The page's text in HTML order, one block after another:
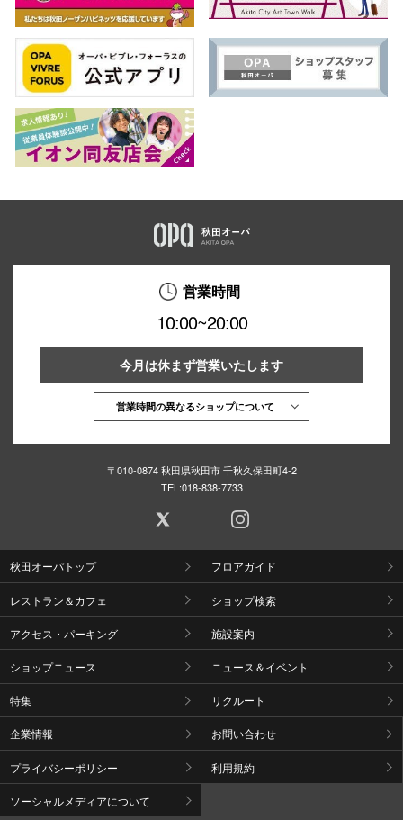
営業時間
10:00~20:00
今月は休まず営業いたします
営業時間の異なるショップについて
〒010-0874 秋田県秋田市 千秋久保田町4-2
TEL:018-838-7733
秋田オーパトップ フロアガイド
レストラン＆カフェ ショップ検索
アクセス・パーキング 施設案内
ショップニュース ニュース＆イベント
特集 リクルート
企業情報 お問い合わせ
プライバシーポリシー 利用規約
ソーシャルメディアについて